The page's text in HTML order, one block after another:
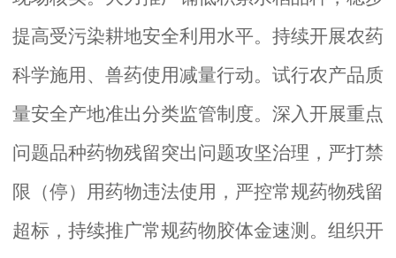
提高受污染耕地安全利用水平。 持续开展农药
科学施用、兽药使用减量行动。试行农产品质
量安全产地准出分类监管制度。 深入开展重点
问题品种药物残留突出问题攻坚治理，严打禁
限（停）用药物违法使用，严控常规药物残留
超标，持续推广常规药物胶体金速测。 组织开